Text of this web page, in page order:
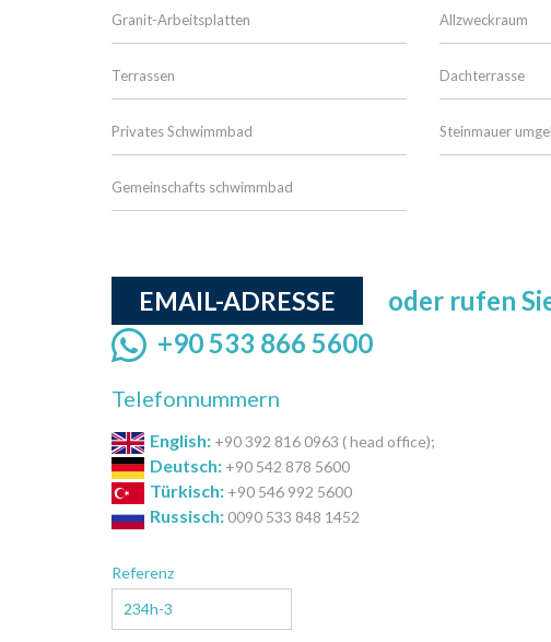
Granit-Arbeitsplatten Allzweckraum
Terrassen Dachterrasse
Privates Schwimmbad Steinmauer
Gemeinschafts schwimmbad
EMAIL-ADRESSE oder rufen
+90 533 866 5600
Telefonnummern
English: +90 392 816 0963 ( head office);
Deutsch: +90 542 878 5600
Türkisch: +90 546 992 5600
Russisch: 0090 533 848 1452
Referenz